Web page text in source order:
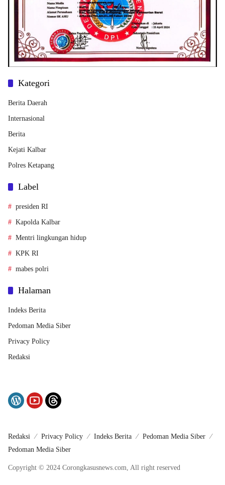
Kategori
Berita Daerah
Internasional
Berita
Kejati Kalbar
Polres Ketapang
Label
presiden RI
Kapolda Kalbar
Mentri lingkungan hidup
KPK RI
mabes polri
Halaman
Indeks Berita
Pedoman Media Siber
Privacy Policy
Redaksi
Redaksi Privacy Policy Indeks Berita
Pedoman Media Siber
Pedoman Media Siber
Copyright © 2024 Corongkasusnews.com, All right reserved